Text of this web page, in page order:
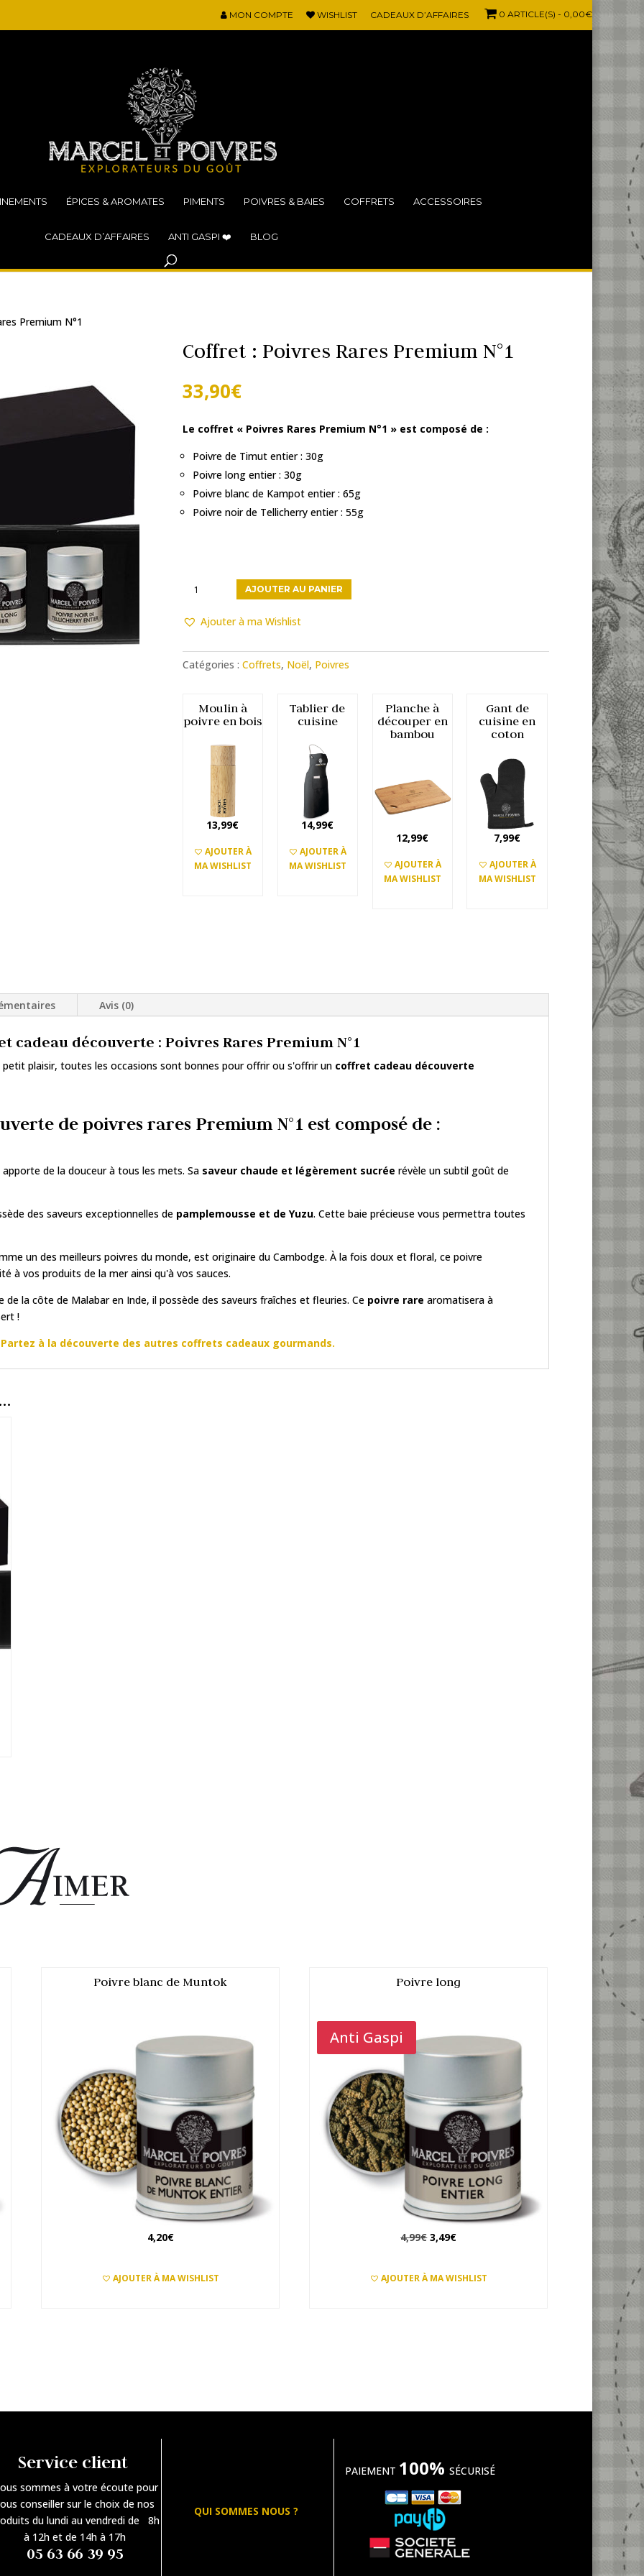
MON COMPTE WISHLIST CADEAUX D’AFFAIRES 0 ARTICLE(S) - 0,00€
ÉPICES & AROMATES PIMENTS POIVRES & BAIES COFFRETS ACCESSOIRES
CADEAUX D’AFFAIRES ANTI GASPI ❤️ BLOG
Premium N°1
Coffret : Poivres Rares Premium N°1
33,90€
Le coffret « Poivres Rares Premium N°1 » est composé de :
Poivre de Timut entier : 30g
Poivre long entier : 30g
Poivre blanc de Kampot entier : 65g
Poivre noir de Tellicherry entier : 55g
quantité
Coffret
Poivres
Rares
AJOUTER AU PANIER
Ajouter à ma Wishlist
Catégories : Coffrets, Noël, Poivres
AJOUTER À
MA WISHLIST
Moulin à
poivre en bois
13,99€
AJOUTER
AJOUTER À
MA WISHLIST
Tablier de
cuisine
14,99€
AJOUTER
AJOUTER À
MA WISHLIST
Planche à
découper en
bambou
12,99€
AJOUTER
AJOUTER À
MA WISHLIST
Gant de
cuisine en
coton
7,99€
AJOUTER
Avis (0)
cadeau découverte : Poivres Rares Premium N°1
petit plaisir, toutes les occasions sont bonnes pour offrir ou s'offrir un coffret cadeau découverte
de poivres rares Premium N°1 est composé de :
de la douceur à tous les mets. Sa saveur chaude et légèrement sucrée révèle un subtil goût de
des saveurs exceptionnelles de pamplemousse et de Yuzu. Cette baie précieuse vous permettra toutes
un des meilleurs poivres du monde, est originaire du Cambodge. À la fois doux et floral, ce poivre
à vos produits de la mer ainsi qu'à vos sauces.
de la côte de Malabar en Inde, il possède des saveurs fraîches et fleuries. Ce poivre rare aromatisera à
!
à la découverte des autres coffrets cadeaux gourmands.
AJOUTER À MA WISHLIST
Poivre blanc de Muntok
4,20€
AJOUTER À MA WISHLIST
Poivre long
Promo !
Anti Gaspi
4,99€Le
était :
3,49€Le
est :
Service client
sommes à votre écoute pour
conseiller sur le choix de nos
du lundi au vendredi de 8h
à 12h et de 14h à 17h
05 63 66 39 95
QUI SOMMES NOUS ?
PAIEMENT 100% SÉCURISÉ